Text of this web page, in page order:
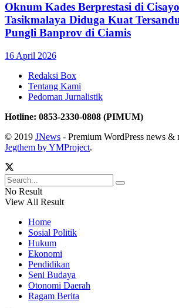
Oknum Kades Berprestasi di
Tasikmalaya Diduga Kuat
Pungli Banprov di Ciamis
16 April 2026
Redaksi Box
Tentang Kami
Pedoman Jurnalistik
Hotline: 0853-2330-0808 (PIMUM)
© 2019 JNews - Premium WordPress news &
Jegthem by YMProject.
No Result
View All Result
Home
Sosial Politik
Hukum
Ekonomi
Pendidikan
Seni Budaya
Otonomi Daerah
Ragam Berita